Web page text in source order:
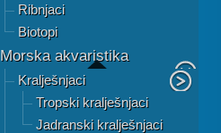
Ribnjaci
Biotopi
Morska akvaristika
Kralješnjaci
Tropski kralješnjaci
Jadranski kralješnjaci